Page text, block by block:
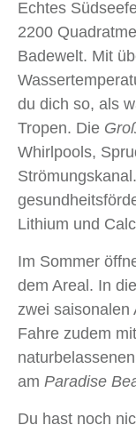
Echtes
2200
Badewelt. Mit
du dich so, als
Tropen. Die
Whirlpools,
Lithium und
Im Sommer
dem Areal. In
zwei saisonalen
Fahre zudem
am Paradise
Du hast noch